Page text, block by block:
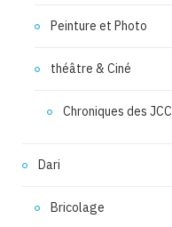
Peinture et Photo
théâtre & Ciné
Chroniques des JCC
Dari
Bricolage